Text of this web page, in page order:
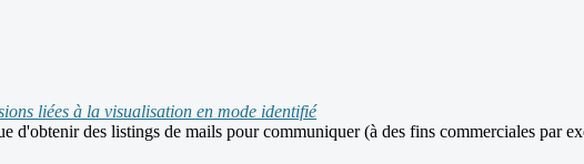
liées à la visualisation en mode identifié
d'obtenir des listings de mails pour communiquer (à des fins commerciales par